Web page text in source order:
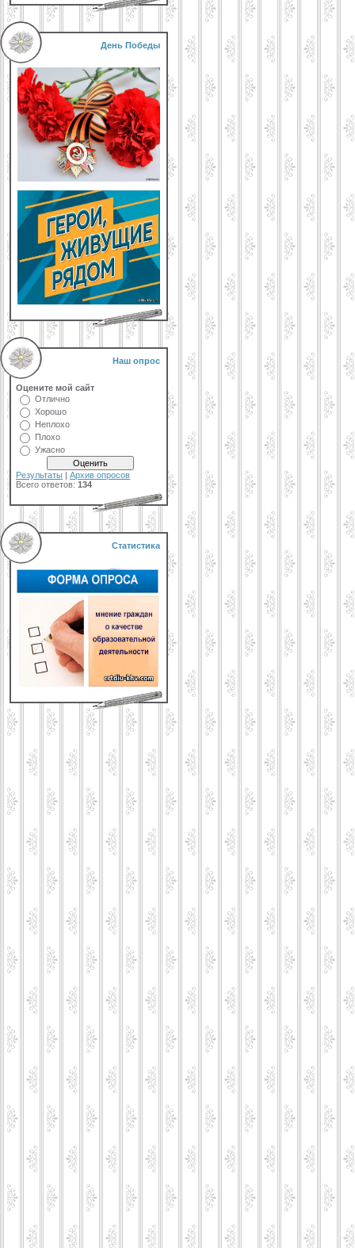
День Победы
Наш опрос
Оцените мой сайт
Отлично
Хорошо
Неплохо
Плохо
Ужасно
Результаты | Архив опросов
Всего ответов: 134
Статистика